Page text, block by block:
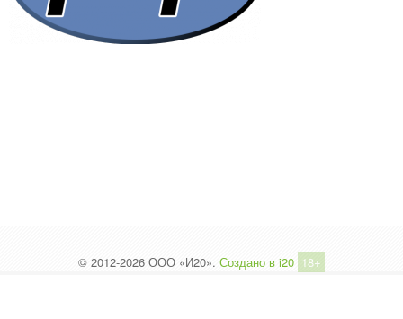
© 2012-2026 ООО «И20». Создано в i20 18+